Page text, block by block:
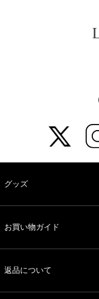
グッズ
お買い物ガイド
返品について